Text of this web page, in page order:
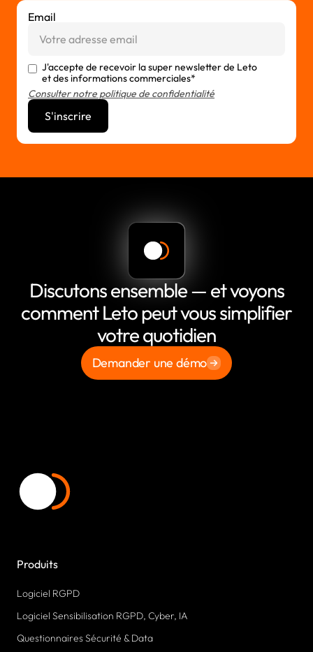
Email
J'accepte de recevoir la super newsletter de Leto
et des informations commerciales*
Consulter notre politique de confidentialité
Discutons ensemble — et voyons
comment Leto peut vous simplifier
votre quotidien
Demander une démo
Produits
Logiciel RGPD
Logiciel Sensibilisation RGPD, Cyber, IA
Questionnaires Sécurité & Data